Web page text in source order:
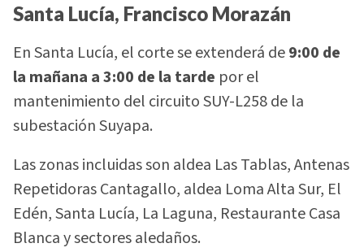
Santa Lucía, Francisco Morazán
En Santa Lucía, el corte se extenderá de9:00 de
la mañana a 3:00 de la tarde por el
mantenimiento del circuito SUY-L258 de la
subestación Suyapa.
Las zonas incluidas son aldea Las Tablas, Antenas
Repetidoras Cantagallo, aldea Loma Alta Sur, El
Edén, Santa Lucía, La Laguna, Restaurante Casa
Blanca y sectores aledaños.